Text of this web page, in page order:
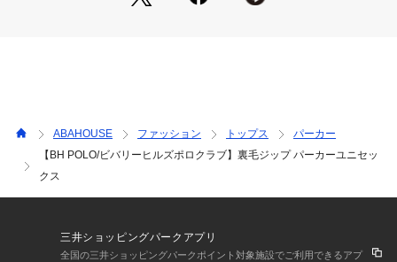
トされた一着です。
インナーにカレッジロゴTを合わせたレイヤード
【BH POLO（ビバリーヒルズポロクラブ）】
ポロ競技をテーマに、上品かつスポーティなデザインを展開。
ABAHOUSE ファッション トップス
パーカー
【BH POLO/ビバリーヒルズポロクラブ】裏毛ジップ パーカーユニセッ
クス
三井ショッピングパークアプリ
全国の三井ショッピングパークポイント対象施設でご利用できるアプ